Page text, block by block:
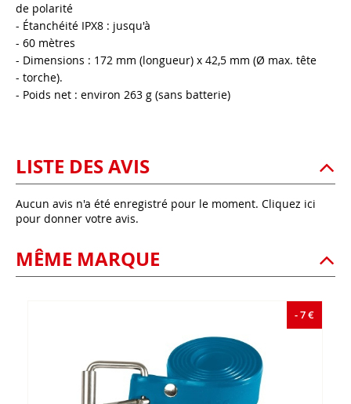
de polarité
- Étanchéité IPX8 : jusqu'à
- 60 mètres
- Dimensions : 172 mm (longueur) x 42,5 mm (Ø max. tête
- torche).
- Poids net : environ 263 g (sans batterie)
LISTE DES AVIS
Aucun avis n'a été enregistré pour le moment. Cliquez ici
pour donner votre avis.
MÊME MARQUE
- 7 €